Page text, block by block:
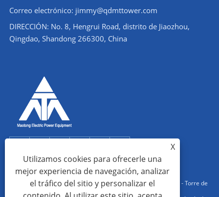
Correo electrónico: jimmy@qdmttower.com
DIRECCIÓN: No. 8, Hengrui Road, distrito de Jiaozhou,
Qingdao, Shandong 266300, China
Copyright © 2022 Qingdao Maotong Power Equipment Co., Ltd. - Torre de
X
Utilizamos cookies para ofrecerle una
mejor experiencia de navegación, analizar
el tráfico del sitio y personalizar el